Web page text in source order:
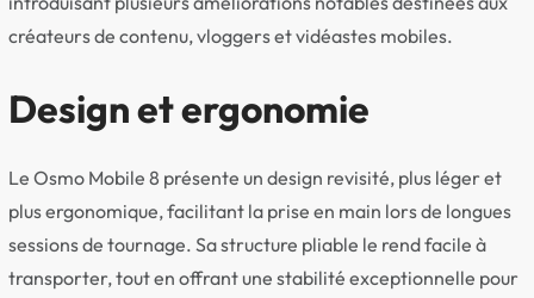
créateurs de contenu, vloggers et vidéastes mobiles.
Design et ergonomie
Le Osmo Mobile 8 présente un design revisité, plus léger et
plus ergonomique, facilitant la prise en main lors de longues
sessions de tournage. Sa structure pliable le rend facile à
transporter, tout en offrant une stabilité exceptionnelle pour